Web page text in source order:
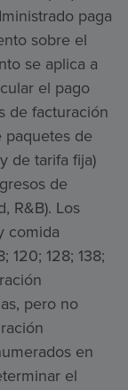
paga
sobre el
se aplica a
el pago
de facturación
de
de tarifa fija)
de
R&B). Los
comida
120; 128; 138;
pero no
en
el